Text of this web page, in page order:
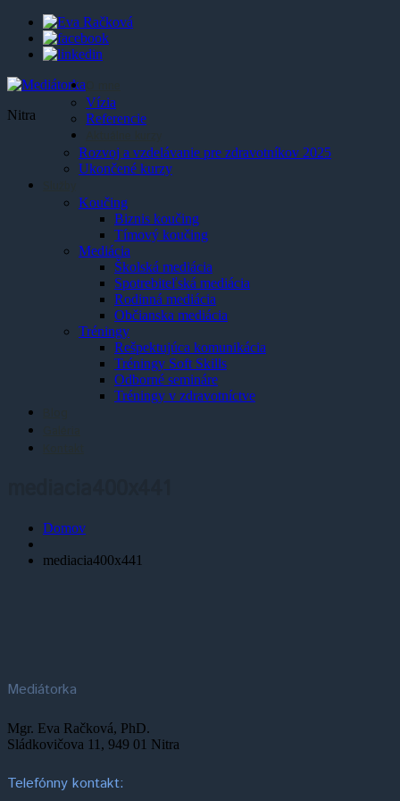
Nitra
Vízia
Referencie
Rozvoj a vzdelávanie pre zdravotníkov 2025
Ukončené kurzy
Koučing
Biznis koučing
Tímový koučing
Mediácia
Školská mediácia
Spotrebiteľská mediácia
Rodinná mediácia
Občianska mediácia
Tréningy
Rešpektujúca komunikácia
Tréningy Soft Skills
Odborné semináre
Tréningy v zdravotníctve
Domov
mediacia400x441
Mediátorka
Mgr. Eva Račková, PhD.
Sládkovičova 11, 949 01 Nitra
Telefónny kontakt: